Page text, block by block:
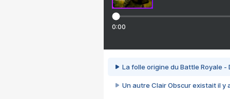
0:00
La folle origine du Battle Royale -
Un autre Clair Obscur existait il y